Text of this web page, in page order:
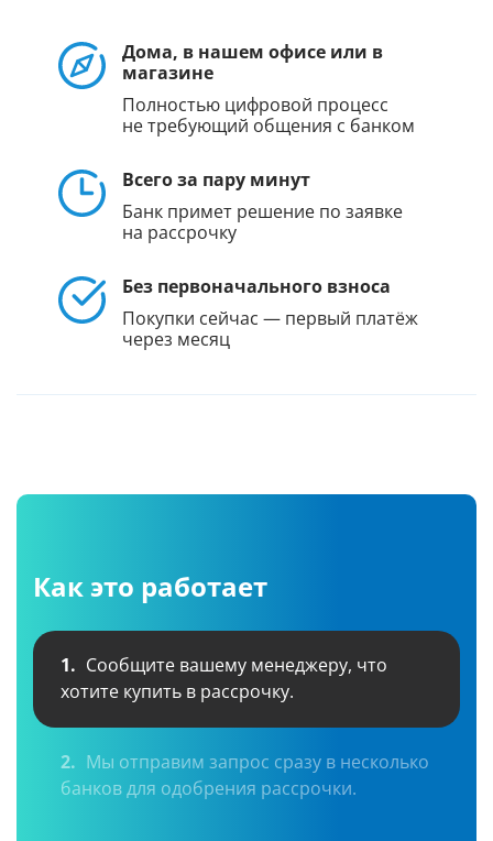
Дома, в нашем офисе или в
магазине
Полностью цифровой процесс
не требующий общения с банком
Всего за пару минут
Банк примет решение по заявке
на рассрочку
Без первоначального взноса
Покупки сейчас — первый платёж
через месяц
Как это работает
1. Сообщите вашему менеджеру, что
хотите купить в рассрочку.
2.
Мы отправим запрос сразу в несколько
банков для одобрения рассрочки.